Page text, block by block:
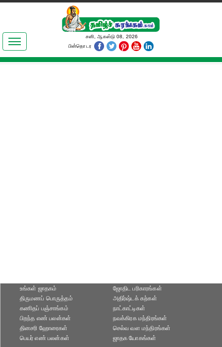
இலக்கியங்கள்
தமிழ் உலகம்
சனி, ஆகஸ்டு 08, 2026
பின்தொடர
உங்கள் ஜாதகம்
திருமணப் பொருத்தம்
கணிதப் பஞ்சாங்கம்
ஜோதிட ப‌ரிகார‌ங்க‌ள்
அதிர்ஷ்டக் கற்கள்
நாட்காட்டிகள்
பிறந்த எண் பலன்கள்
தினசரி ஹோரைகள்
பெயர் எண் பலன்கள்
நவக்கிரக மந்திரங்கள்
செல்வ வள மந்திரங்கள்
ஜாதக யோகங்கள்